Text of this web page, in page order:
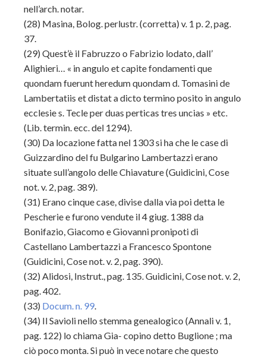
nell’arch. notar.
(28) Masina, Bolog. perlustr. (corretta) v. 1 p. 2, pag.
37.
(29) Quest’è il Fabruzzo o Fabrizio lodato, dall’
Alighieri… « in angulo et capite fondamenti que
quondam fuerunt heredum quondam d. Tomasini de
Lambertatiis et distat a dicto termino posito in angulo
ecclesie s. Tecle per duas perticas tres uncias » etc.
(Lib. termin. ecc. del 1294).
(30) Da locazione fatta nel 1303 si ha che le case di
Guizzardino del fu Bulgarino Lambertazzi erano
situate sull’angolo delle Chiavature (Guidicini, Cose
not. v. 2, pag. 389).
(31) Erano cinque case, divise dalla via poi detta le
Pescherie e furono vendute il 4 giug. 1388 da
Bonifazio, Giacomo e Giovanni pronipoti di
Castellano Lambertazzi a Francesco Spontone
(Guidicini, Cose not. v. 2, pag. 390).
(32) Alidosi, Instrut., pag. 135. Guidicini, Cose not. v. 2,
pag. 402.
(33) Docum. n. 99.
(34) Il Savioli nello stemma genealogico (Annali v. 1,
pag. 122) lo chiama Gia- copino detto Buglione ; ma
ciò poco monta. Si può in vece notare che questo